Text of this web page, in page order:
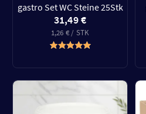
gastro Set WC Steine 25Stk
31,49 €
1,26 € / STK